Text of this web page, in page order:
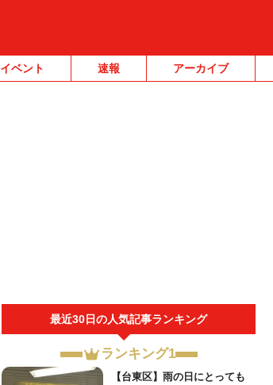
イベント 速報 アーカイブ
最近30日の人気記事ランキング
ランキング1
【台東区】雨の日にとっても